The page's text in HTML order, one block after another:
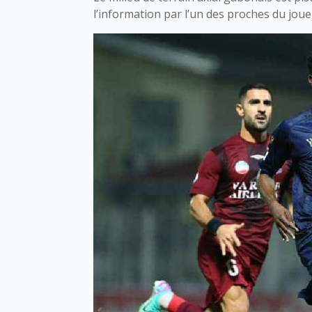
l’information par l’un des proches du